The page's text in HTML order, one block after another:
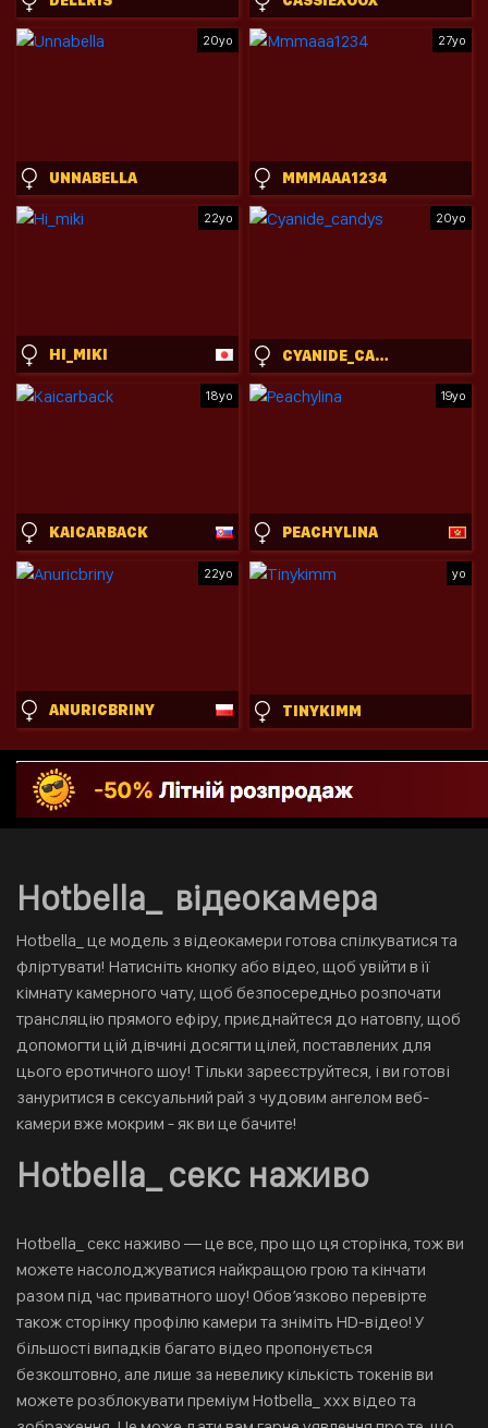
20yo
UNNABELLA
27yo
MMMAAA1234
22yo
HI_MIKI
20yo
CYANIDE_CANDYS
18yo
KAICARBACK
19yo
PEACHYLINA
22yo
ANURICBRINY
yo
TINYKIMM
Hotbella_ відеокамера
Hotbella_ це модель з відеокамери готова спілкуватися та
фліртувати! Натисніть кнопку або відео, щоб увійти в її
кімнату камерного чату, щоб безпосередньо розпочати
трансляцію прямого ефіру, приєднайтеся до натовпу, щоб
допомогти цій дівчині досягти цілей, поставлених для
цього еротичного шоу! Тільки зареєструйтеся, і ви готові
зануритися в сексуальний рай з чудовим ангелом веб-
камери вже мокрим - як ви це бачите!
Hotbella_ секс наживо
Hotbella_ секс наживо — це все, про що ця сторінка, тож ви
можете насолоджуватися найкращою грою та кінчати
разом під час приватного шоу! Обов’язково перевірте
також сторінку профілю камери та зніміть HD-відео! У
більшості випадків багато відео пропонується
безкоштовно, але лише за невелику кількість токенів ви
можете розблокувати преміум Hotbella_ xxx відео та